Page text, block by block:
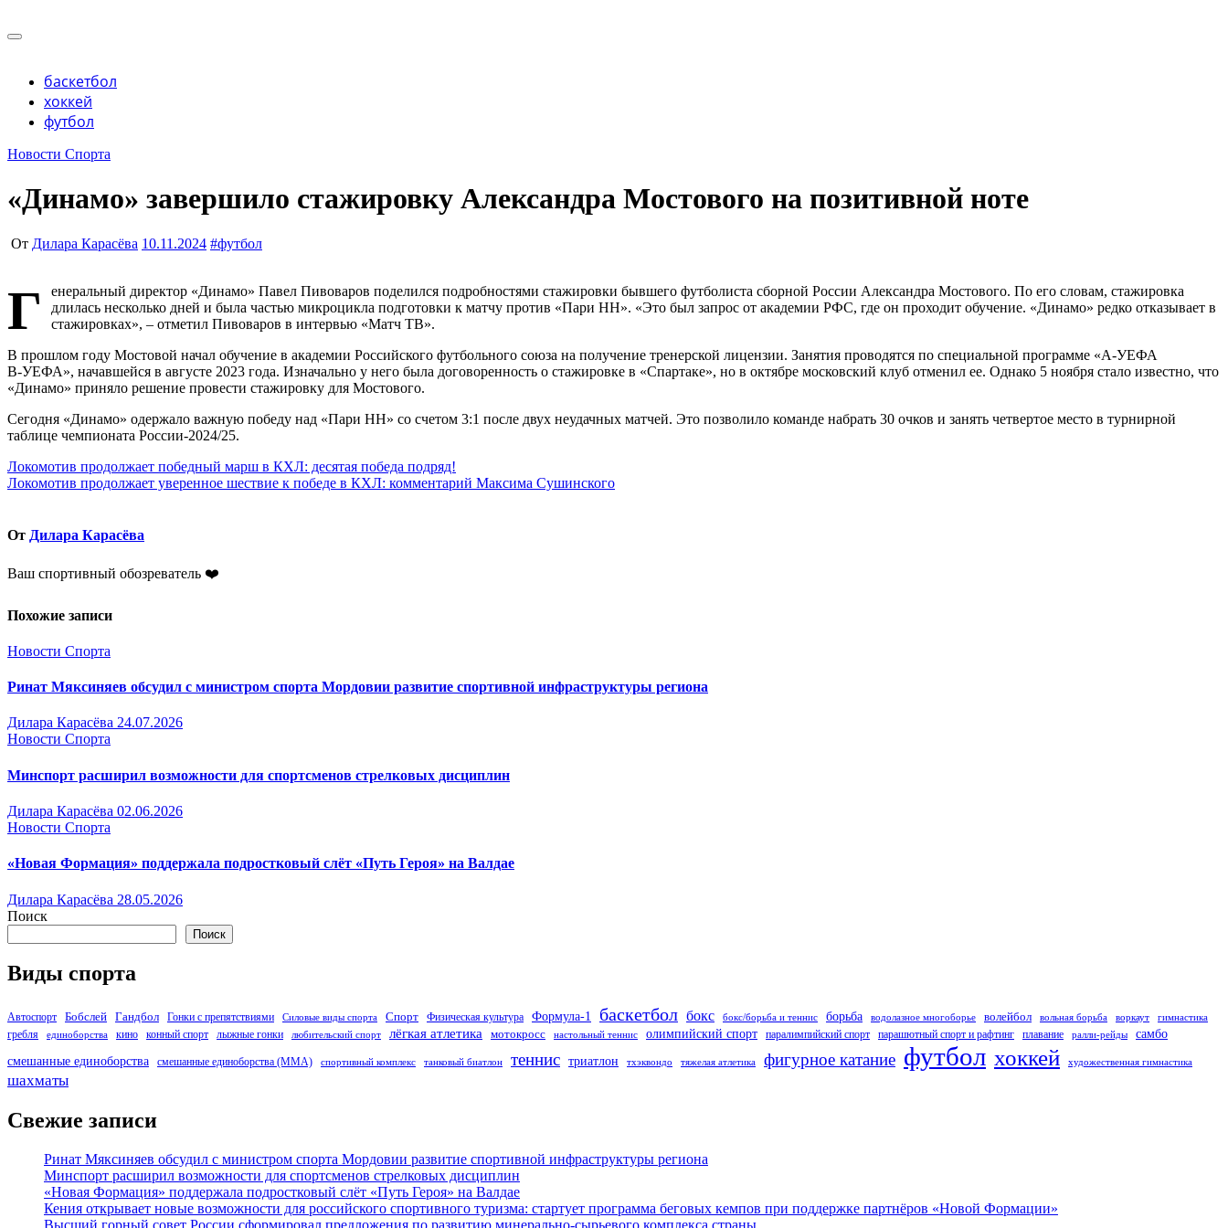
к
Учредитель ООО "Клуб регионов", ИНН 6685155934 Генеральный директор: Чернокоз Ольга Валерьевна info@gosrf.ru +7 (495) 920-51-49
баскетбол
хоккей
футбол
Новости Спорта
«Динамо» завершило стажировку Александра Мостового на позитивной ноте
От Дилара Карасёва 10.11.2024 #футбол
Г
енеральный директор «Динамо» Павел Пивоваров поделился подробностями стажировки бывшего футболиста сборной России Александра Мостового. По его словам, стажировка
длилась несколько дней и была частью микроцикла подготовки к матчу против «Пари НН». «Это был запрос от академии РФС, где он проходит обучение. «Динамо» редко отказывает в
стажировках», – отметил Пивоваров в интервью «Матч ТВ».
В прошлом году Мостовой начал обучение в академии Российского футбольного союза на получение тренерской лицензии. Занятия проводятся по специальной программе «А‑УЕФА
В‑УЕФА», начавшейся в августе 2023 года. Изначально у него была договоренность о стажировке в «Спартаке», но в октябре московский клуб отменил ее. Однако 5 ноября стало известно, что
«Динамо» приняло решение провести стажировку для Мостового.
Сегодня «Динамо» одержало важную победу над «Пари НН» со счетом 3:1 после двух неудачных матчей. Это позволило команде набрать 30 очков и занять четвертое место в турнирной
таблице чемпионата России-2024/25.
Навигация
по
Локомотив продолжает победный марш в КХЛ: десятая победа подряд!
Локомотив продолжает уверенное шествие к победе в КХЛ: комментарий Максима Сушинского
От Дилара Карасёва
Ваш спортивный обозреватель ❤️
Похожие записи
Новости Спорта
Ринат Мяксиняев обсудил с министром спорта Мордовии развитие спортивной инфраструктуры региона
Дилара Карасёва 24.07.2026
Новости Спорта
Минспорт расширил возможности для спортсменов стрелковых дисциплин
Дилара Карасёва 02.06.2026
Новости Спорта
«Новая Формация» поддержала подростковый слёт «Путь Героя» на Валдае
Дилара Карасёва 28.05.2026
Поиск
Поиск
Виды спорта
Автоспорт Бобслей Гандбол Гонки с препятствиями Силовые виды спорта Спорт Физическая культура Формула-1 баскетбол бокс бокс/борьба и теннис борьба водолазное многоборье волейбол вольная борьба воркаут гимнастика
гребля единоборства кино конный спорт лыжные гонки любительский спорт лёгкая атлетика мотокросс настольный теннис олимпийский спорт паралимпийский спорт парашютный спорт и рафтинг плавание ралли-рейды
самбо
смешанные единоборства
смешанные единоборства (ММА) спортивный комплекс танковый биатлон теннис триатлон тхэквондо тяжелая атлетика фигурное катание футбол хоккей художественная гимнастика
шахматы
Свежие записи
Ринат Мяксиняев обсудил с министром спорта Мордовии развитие спортивной инфраструктуры региона
Минспорт расширил возможности для спортсменов стрелковых дисциплин
«Новая Формация» поддержала подростковый слёт «Путь Героя» на Валдае
Кения открывает новые возможности для российского спортивного туризма: стартует программа беговых кемпов при поддержке партнёров «Новой Формации»